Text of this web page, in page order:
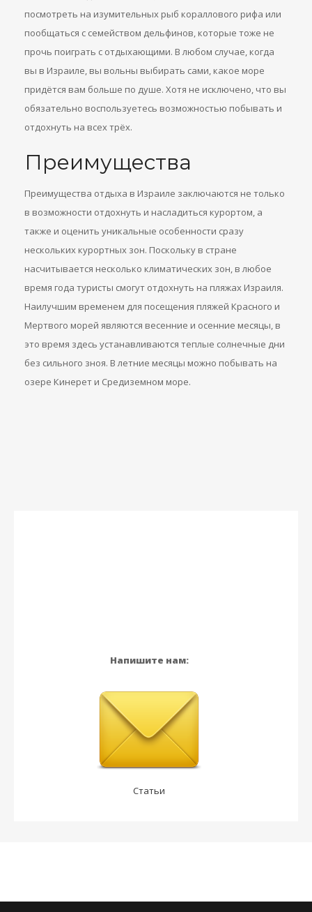
посмотреть на изумительных рыб кораллового рифа или
пообщаться с семейством дельфинов, которые тоже не
прочь поиграть с отдыхающими. В любом случае, когда
вы в Израиле, вы вольны выбирать сами, какое море
придётся вам больше по душе. Хотя не исключено, что вы
обязательно воспользуетесь возможностью побывать и
отдохнуть на всех трёх.
Преимущества
Преимущества отдыха в Израиле заключаются не только
в возможности отдохнуть и насладиться курортом, а
также и оценить уникальные особенности сразу
нескольких курортных зон. Поскольку в стране
насчитывается несколько климатических зон, в любое
время года туристы смогут отдохнуть на пляжах Израиля.
Наилучшим временем для посещения пляжей Красного и
Мертвого морей являются весенние и осенние месяцы, в
это время здесь устанавливаются теплые солнечные дни
без сильного зноя. В летние месяцы можно побывать на
озере Кинерет и Средиземном море.
Напишите нам:
Статьи